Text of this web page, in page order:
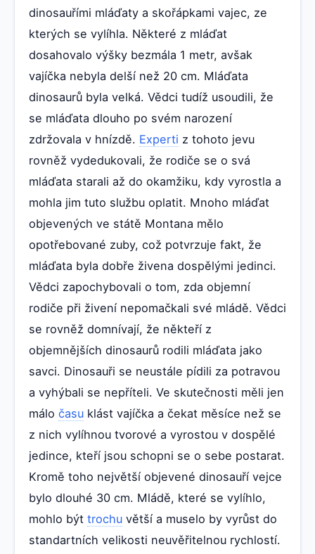
dinosauřími mláďaty a skořápkami vajec, ze
kterých se vylíhla. Některé z mláďat
dosahovalo výšky bezmála 1 metr, avšak
vajíčka nebyla delší než 20 cm. Mláďata
dinosaurů byla velká. Vědci tudíž usoudili, že
se mláďata dlouho po svém narození
zdržovala v hnízdě. Experti z tohoto jevu
rovněž vydedukovali, že rodiče se o svá
mláďata starali až do okamžiku, kdy vyrostla a
mohla jim tuto službu oplatit. Mnoho mláďat
objevených ve státě Montana mělo
opotřebované zuby, což potvrzuje fakt, že
mláďata byla dobře živena dospělými jedinci.
Vědci zapochybovali o tom, zda objemní
rodiče při živení nepomačkali své mládě. Vědci
se rovněž domnívají, že někteří z
objemnějších dinosaurů rodili mláďata jako
savci. Dinosauři se neustále pídili za potravou
a vyhýbali se nepříteli. Ve skutečnosti měli jen
málo času klást vajíčka a čekat měsíce než se
z nich vylíhnou tvorové a vyrostou v dospělé
jedince, kteří jsou schopni se o sebe postarat.
Kromě toho největší objevené dinosauří vejce
bylo dlouhé 30 cm. Mládě, které se vylíhlo,
mohlo být trochu větší a muselo by vyrůst do
standartních velikosti neuvěřitelnou rychlostí.